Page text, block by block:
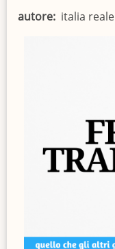
autore italia reale